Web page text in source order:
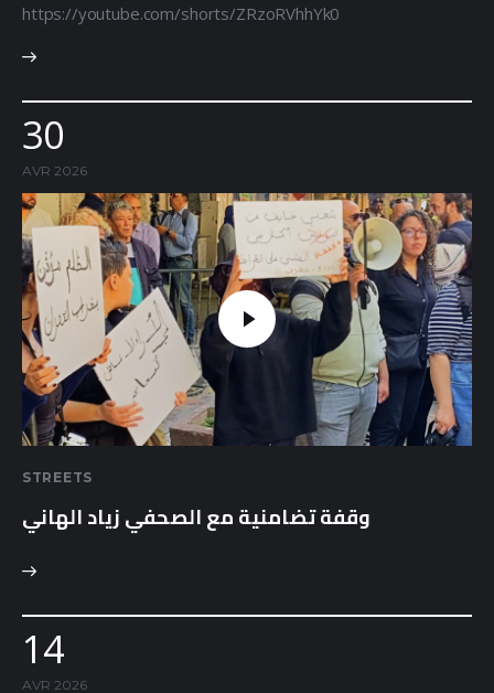
https://youtube.com/shorts/ZRzoRVhhYk0
30
AVR 2026
STREETS
وقفة تضامنية مع الصحفي زياد الهاني
14
AVR 2026